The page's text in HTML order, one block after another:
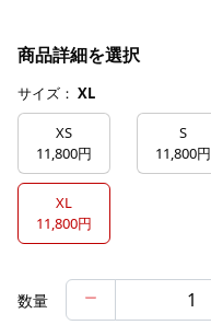
商品詳細を選択
サイズ： XL
XS
11,800円
S
11,800円
XL
11,800円
数量